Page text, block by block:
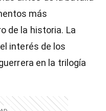
más
de la historia. La
interés de los
en la trilogía